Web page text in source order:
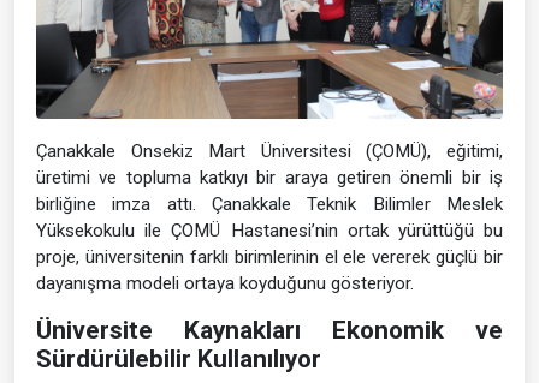
Çanakkale Onsekiz Mart Üniversitesi (ÇOMÜ), eğitimi,
üretimi ve topluma katkıyı bir araya getiren önemli bir iş
birliğine imza attı. Çanakkale Teknik Bilimler Meslek
Yüksekokulu ile ÇOMÜ Hastanesi’nin ortak yürüttüğü bu
proje, üniversitenin farklı birimlerinin el ele vererek güçlü bir
dayanışma modeli ortaya koyduğunu gösteriyor.
Üniversite Kaynakları Ekonomik ve
Sürdürülebilir Kullanılıyor